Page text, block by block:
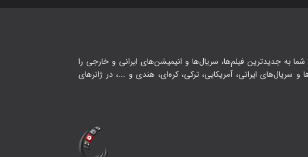
به جدیدترین فیلم‌ها، سریال‌ها و انیمیشن‌های ایرانی و خارجی را
سریال‌های ایرانی، آمریکایی، ترکی، کره‌ای، هندی و ...، در ژانرهای